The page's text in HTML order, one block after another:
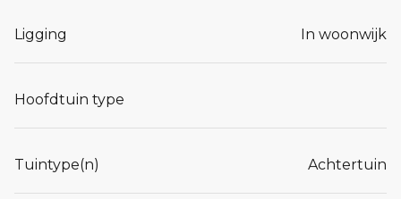
Ligging In woonwijk
Hoofdtuin type
Tuintype(n) Achtertuin